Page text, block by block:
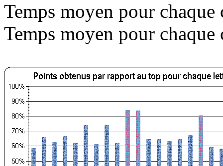
Temps moyen pour
Temps moyen pour